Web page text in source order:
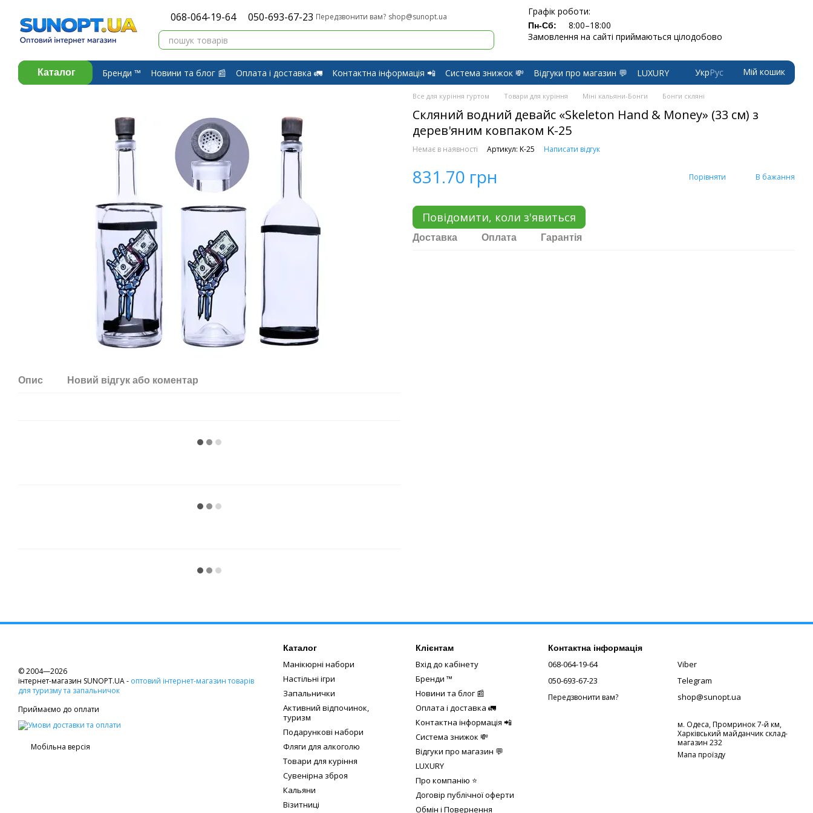
068-064-19-64 050-693-67-23 Передзвонити вам? shop@sunopt.ua Графік роботи:
Пн-Сб:
8:00–18:00
Замовлення на сайті приймаються цілодобово
Каталог Бренди ™️ Новини та блог 📰 Оплата і доставка 🚛 Контактна інформація 📲 Система знижок 💸 Відгуки про магазин 💬
LUXURY
Про компанію ⭐
Договір публічної оферти Обмін і Повернення
УкрРус Мій кошик
Опис Новий відгук або коментар
Все для куріння гуртом Товари для куріння Міні кальяни-Бонги Бонги скляні
Скляний водний девайс «Skeleton Hand & Money» (33 см) з
дерев'яним ковпаком K-25
Немає в наявності Артикул: K-25 Написати відгук
831.70 грн Порівняти В бажання
Повідомити, коли з'явиться
Доставка Оплата Гарантія
© 2004—2026
інтернет-магазин SUNOPT.UA - оптовий інтернет-магазин товарів
для туризму та запальничок
Приймаємо до оплати
Мобільна версія
Каталог
Манікюрні набори
Настільні ігри
Запальнички
Активний відпочинок,
туризм
Подарункові набори
Фляги для алкоголю
Товари для куріння
Сувенірна зброя
Кальяни
Візитниці
Клієнтам
Вхід до кабінету
Бренди ™️
Новини та блог 📰
Оплата і доставка 🚛
Контактна інформація 📲
Система знижок 💸
Відгуки про магазин 💬
LUXURY
Про компанію ⭐
Договір публічної оферти
Обмін і Повернення
Контактна інформація
068-064-19-64
050-693-67-23
Передзвонити вам?
Viber
Telegram
shop@sunopt.ua
м. Одеса, Промринок 7-й км,
Харківський майданчик склад-
магазин 232
Мапа проїзду